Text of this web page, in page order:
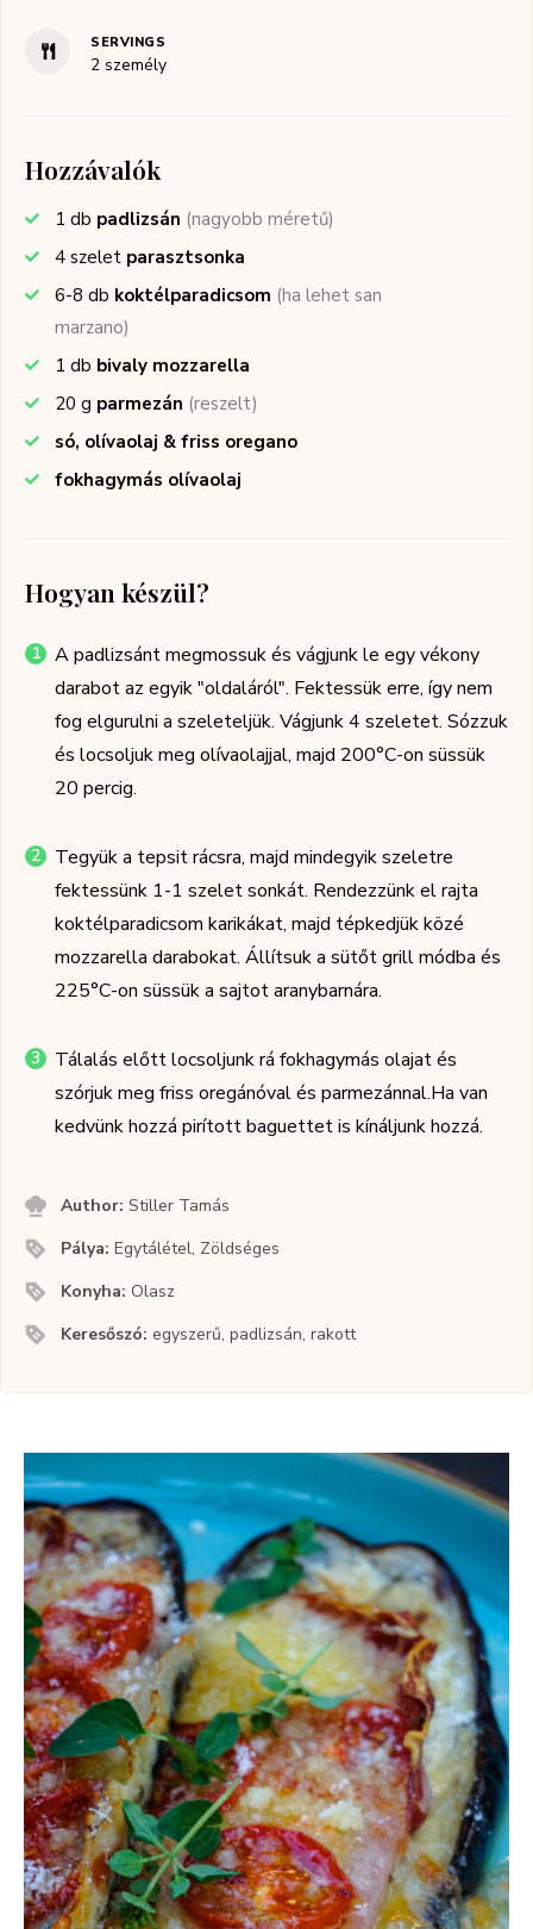
SERVINGS
2 személy
Hozzávalók
1 db padlizsán (nagyobb méretű)
4 szelet parasztsonka
6-8 db koktélparadicsom (ha lehet san
marzano)
1 db bivaly mozzarella
20 g parmezán (reszelt)
só, olívaolaj & friss oregano
fokhagymás olívaolaj
Hogyan készül?
A padlizsánt megmossuk és vágjunk le egy vékony
darabot az egyik "oldaláról". Fektessük erre, így nem
fog elgurulni a szeleteljük. Vágjunk 4 szeletet. Sózzuk
és locsoljuk meg olívaolajjal, majd 200°C-on süssük
20 percig.
Tegyük a tepsit rácsra, majd mindegyik szeletre
fektessünk 1-1 szelet sonkát. Rendezzünk el rajta
koktélparadicsom karikákat, majd tépkedjük közé
mozzarella darabokat. Állítsuk a sütőt grill módba és
225°C-on süssük a sajtot aranybarnára.
Tálalás előtt locsoljunk rá fokhagymás olajat és
szórjuk meg friss oregánóval és parmezánnal.Ha van
kedvünk hozzá pirított baguettet is kínáljunk hozzá.
Author:Stiller Tamás
Pálya:Egytálétel, Zöldséges
Konyha: Olasz
Keresőszó: egyszerű, padlizsán, rakott